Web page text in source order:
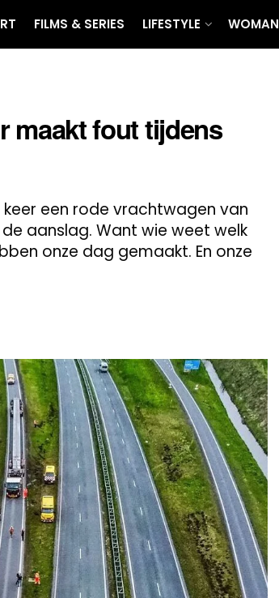
FILMS & SERIES LIFESTYLE WOMAN
maakt fout tijdens
een rode vrachtwagen van
aanslag. Want wie weet welk
onze dag gemaakt. En onze